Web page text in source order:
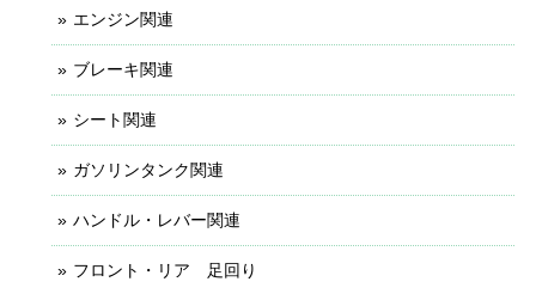
エンジン関連
ブレーキ関連
シート関連
ガソリンタンク関連
ハンドル・レバー関連
フロント・リア 足回り